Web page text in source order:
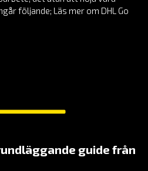
följande; Läs mer om DHL Go
guide från